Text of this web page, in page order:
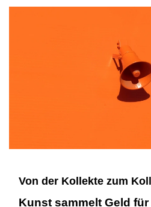
Von der Kollekte zum
Kunst sammelt Geld